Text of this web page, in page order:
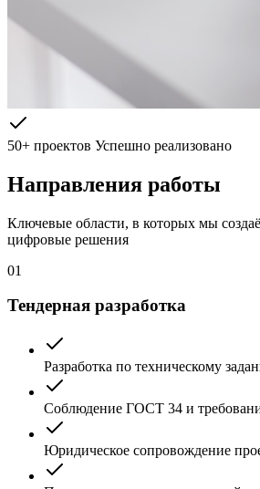
50+ проектов Успешно реализовано
Направления работы
Ключевые области, в которых мы
цифровые решения
01
Тендерная разработка
Разработка по техническому
Соблюдение ГОСТ 34 и
Юридическое сопровождение